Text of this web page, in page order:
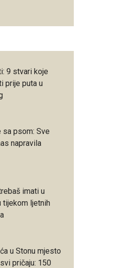
9 stvari koje
prije puta u
sa psom: Sve
napravila
imati u
tijekom ljetnih
u Stonu mjesto
pričaju: 150